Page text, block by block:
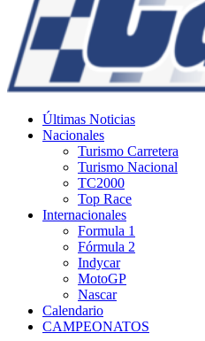
Últimas Noticias
Nacionales
Turismo Carretera
Turismo Nacional
TC2000
Top Race
Internacionales
Formula 1
Fórmula 2
Indycar
MotoGP
Nascar
Calendario
CAMPEONATOS